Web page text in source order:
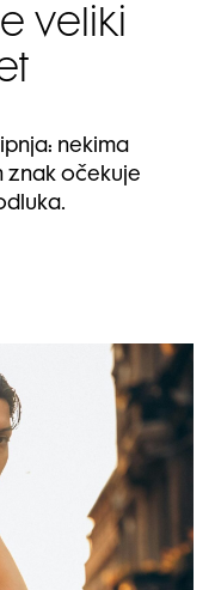
veliki
nekima
znak očekuje